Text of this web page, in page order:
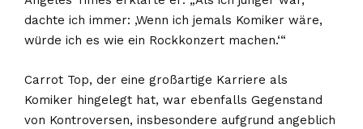
dachte ich immer: ‚Wenn ich jemals Komiker wäre,
würde ich es wie ein Rockkonzert machen.‘“
Carrot Top, der eine großartige Karriere als
Komiker hingelegt hat, war ebenfalls Gegenstand
von Kontroversen, insbesondere aufgrund angeblich